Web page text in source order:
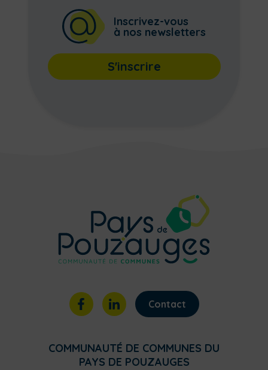
Inscrivez-vous
à nos newsletters
S'inscrire
Contact
COMMUNAUTÉ DE COMMUNES DU
PAYS DE POUZAUGES